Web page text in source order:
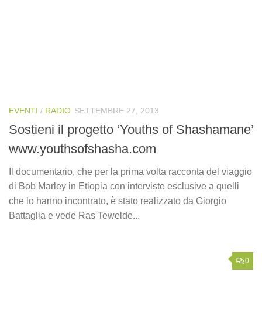
EVENTI / RADIO SETTEMBRE 27, 2013
Sostieni il progetto ‘Youths of Shashamane’
www.youthsofshasha.com
Il documentario, che per la prima volta racconta del viaggio
di Bob Marley in Etiopia con interviste esclusive a quelli
che lo hanno incontrato, è stato realizzato da Giorgio
Battaglia e vede Ras Tewelde...
0